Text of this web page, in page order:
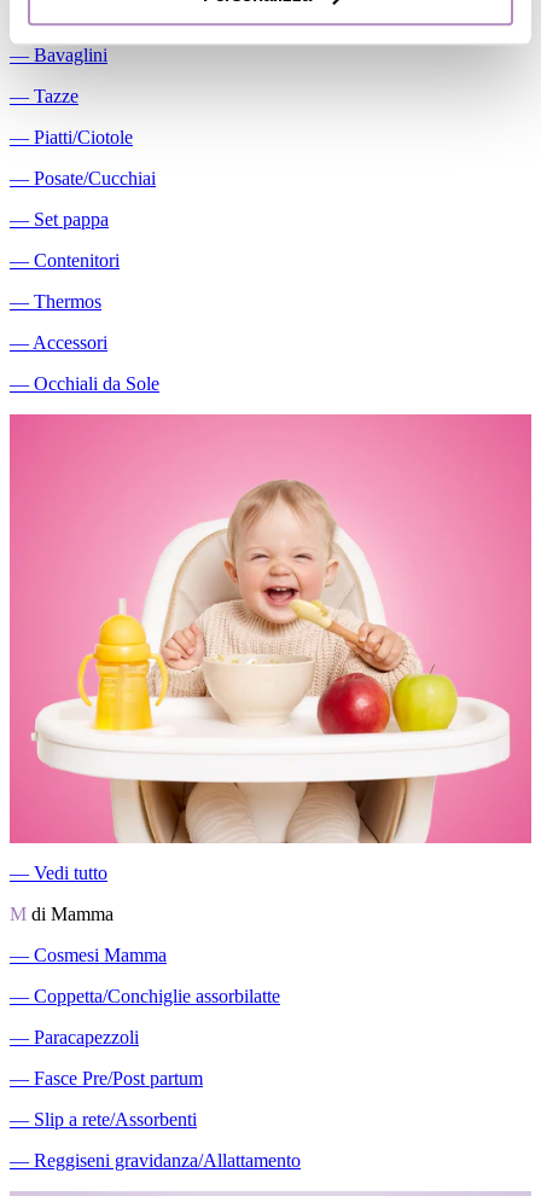
― Bavaglini
― Tazze
― Piatti/Ciotole
― Posate/Cucchiai
― Set pappa
― Contenitori
― Thermos
― Accessori
― Occhiali da Sole
― Vedi tutto
M di Mamma
― Cosmesi Mamma
― Coppetta/Conchiglie assorbilatte
― Paracapezzoli
― Fasce Pre/Post partum
― Slip a rete/Assorbenti
― Reggiseni gravidanza/Allattamento